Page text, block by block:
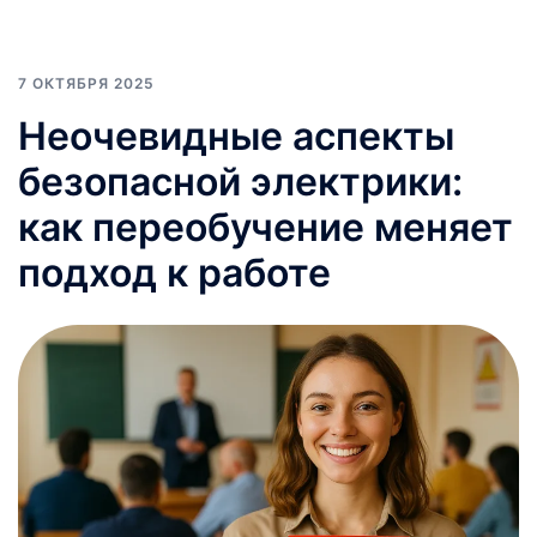
7 ОКТЯБРЯ 2025
Неочевидные аспекты
безопасной электрики:
как переобучение меняет
подход к работе